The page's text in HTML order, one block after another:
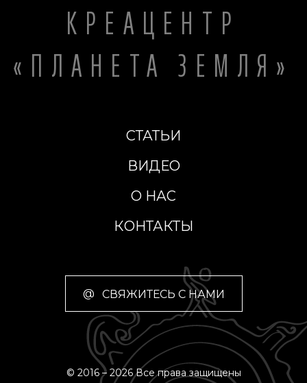
КРЕАЦЕНТР
«ПЛАНЕТА ЗЕМЛЯ»
СТАТЬИ
ВИДЕО
О НАС
КОНТАКТЫ
@ СВЯЖИТЕСЬ С НАМИ
© 2016 – 2026 Все права защищены